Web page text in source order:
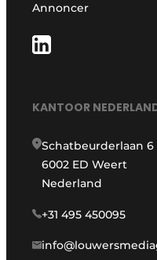
Annoncer
KANTOOR
Schatbeurderlaan 6
6002 ED Weert
Nederland
+31 495 450095